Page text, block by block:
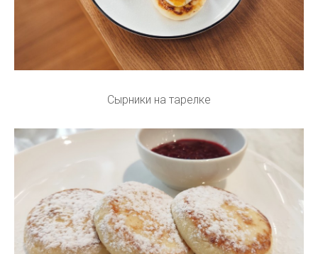
Сырники на тарелке